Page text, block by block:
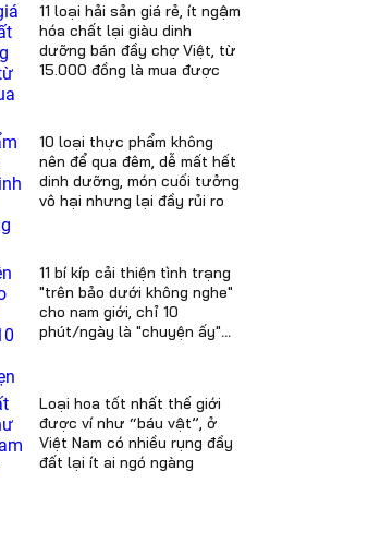
11 loại hải sản giá rẻ, ít ngậm
hóa chất lại giàu dinh
dưỡng bán đầy chợ Việt, từ
15.000 đồng là mua được
10 loại thực phẩm không
nên để qua đêm, dễ mất hết
dinh dưỡng, món cuối tưởng
vô hại nhưng lại đầy rủi ro
11 bí kíp cải thiện tình trạng
"trên bảo dưới không nghe"
cho nam giới, chỉ 10
phút/ngày là "chuyện ấy"
Loại hoa tốt nhất thế giới
được ví như “báu vật”, ở
Việt Nam có nhiều rụng đầy
đất lại ít ai ngó ngàng